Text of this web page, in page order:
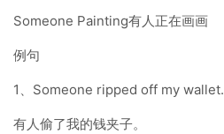
Someone Painting有人正在画画
例句
1、Someone ripped off my wallet.
有人偷了我的钱夹子。